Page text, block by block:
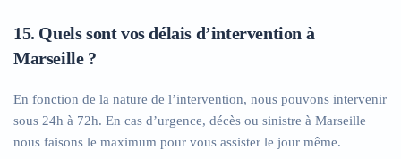
15. Quels sont vos délais d’intervention à
Marseille ?
En fonction de la nature de l’intervention, nous pouvons intervenir
sous 24h à 72h. En cas d’urgence, décès ou sinistre à Marseille
nous faisons le maximum pour vous assister le jour même.